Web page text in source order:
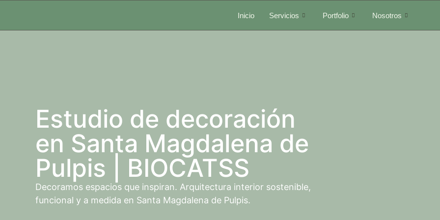
Inicio Servicios Portfolio Nosotros
Estudio de decoración
en Santa Magdalena de
Pulpis | BIOCATSS
Decoramos espacios que inspiran. Arquitectura interior sostenible,
funcional y a medida en Santa Magdalena de Pulpis.